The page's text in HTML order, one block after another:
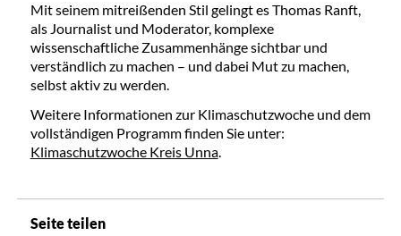
Mit seinem mitreißenden Stil gelingt es Thomas Ranft,
als Journalist und Moderator, komplexe
wissenschaftliche Zusammenhänge sichtbar und
verständlich zu machen – und dabei Mut zu machen,
selbst aktiv zu werden.
Weitere Informationen zur Klimaschutzwoche und dem
vollständigen Programm finden Sie unter:
Klimaschutzwoche Kreis Unna.
Seite teilen